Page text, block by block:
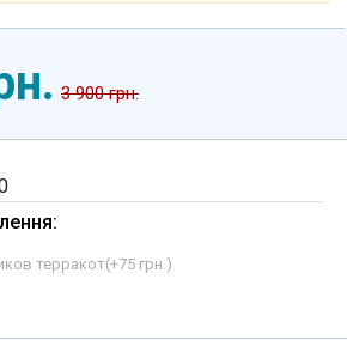
3 900 грн.
терракот(+75 грн.)